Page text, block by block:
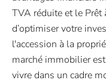
TVA réduite et le Prêt
d’optimiser votre
l'accession à la
marché immobilier
vivre dans un cadre